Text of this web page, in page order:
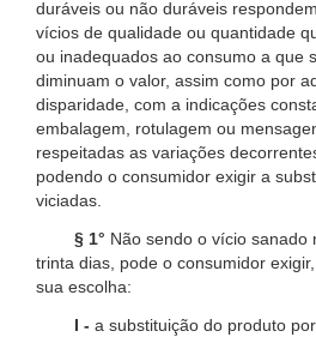
duráveis ou não duráveis
vícios de qualidade ou quantidade
ou inadequados ao consumo a que
diminuam o valor, assim como por
disparidade, com a indicações
embalagem, rotulagem ou
respeitadas as variações
podendo o consumidor exigir a
viciadas.
§ 1° Não sendo o vício sanado
trinta dias, pode o consumidor
sua escolha:
I - a substituição do produto